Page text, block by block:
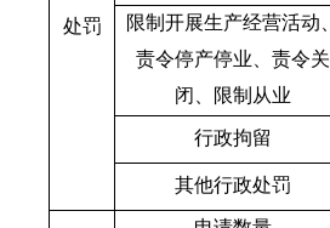
处罚
限制开展生产经营活动、
责令停产停业、责令关
闭、限制从业
行政拘留
其他行政处罚